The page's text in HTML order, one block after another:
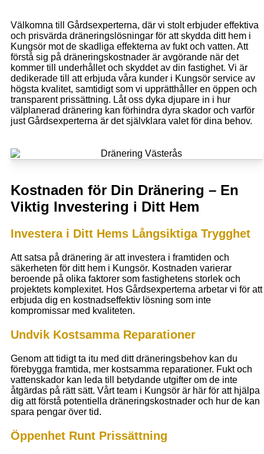
Välkomna till Gårdsexperterna, där vi stolt erbjuder effektiva
och prisvärda dräneringslösningar för att skydda ditt hem i
Kungsör mot de skadliga effekterna av fukt och vatten. Att
förstå sig på dräneringskostnader är avgörande när det
kommer till underhållet och skyddet av din fastighet. Vi är
dedikerade till att erbjuda våra kunder i Kungsör service av
högsta kvalitet, samtidigt som vi upprätthåller en öppen och
transparent prissättning. Låt oss dyka djupare in i hur
välplanerad dränering kan förhindra dyra skador och varför
just Gårdsexperterna är det självklara valet för dina behov.
Kostnaden för Din Dränering – En
Viktig Investering i Ditt Hem
Investera i Ditt Hems Långsiktiga Trygghet
Att satsa på dränering är att investera i framtiden och
säkerheten för ditt hem i Kungsör. Kostnaden varierar
beroende på olika faktorer som fastighetens storlek och
projektets komplexitet. Hos Gårdsexperterna arbetar vi för att
erbjuda dig en kostnadseffektiv lösning som inte
kompromissar med kvaliteten.
Undvik Kostsamma Reparationer
Genom att tidigt ta itu med ditt dräneringsbehov kan du
förebygga framtida, mer kostsamma reparationer. Fukt och
vattenskador kan leda till betydande utgifter om de inte
åtgärdas på rätt sätt. Vårt team i Kungsör är här för att hjälpa
dig att förstå potentiella dräneringskostnader och hur de kan
spara pengar över tid.
Öppenhet Runt Prissättning